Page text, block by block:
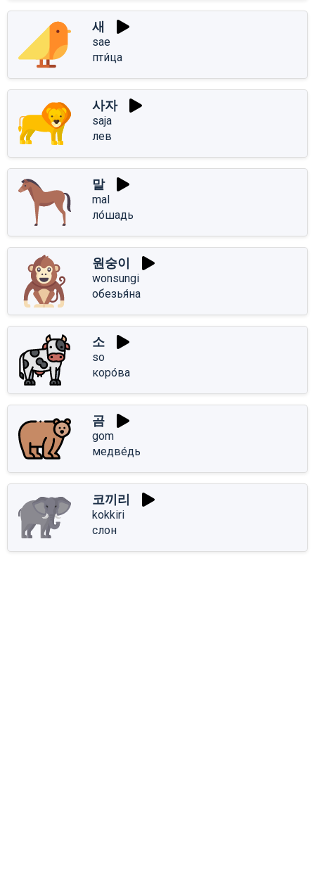
새
sae
пти́ца
사자
saja
лев
말
mal
ло́шадь
원숭이
wonsungi
обезья́на
소
so
коро́ва
곰
gom
медве́дь
코끼리
kokkiri
слон